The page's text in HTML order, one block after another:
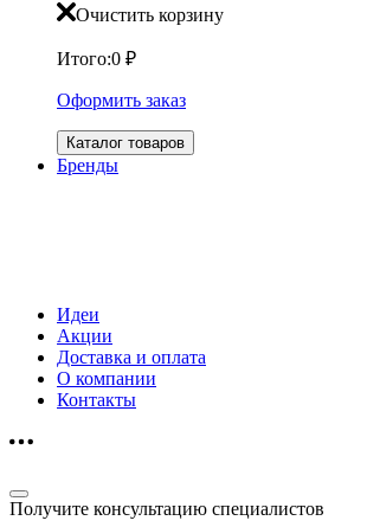
Очистить корзину
Итого:0 ₽
Оформить заказ
Каталог товаров
Бренды
Идеи
Акции
Доставка и оплата
О компании
Контакты
Получите консультацию специалистов